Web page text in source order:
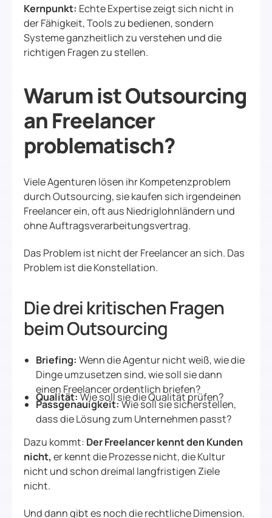
Kernpunkt: Echte Expertise zeigt sich nicht in
der Fähigkeit, Tools zu bedienen, sondern
Systeme ganzheitlich zu verstehen und die
richtigen Fragen zu stellen.
Warum ist Outsourcing
an Freelancer
problematisch?
Viele Agenturen lösen ihr Kompetenzproblem
durch Outsourcing, sie kaufen sich irgendeinen
Freelancer ein, oft aus Niedriglohnländern und
ohne Auftragsverarbeitungsvertrag.
Das Problem ist nicht der Freelancer an sich. Das
Problem ist die Konstellation.
Die drei kritischen Fragen
beim Outsourcing
Briefing: Wenn die Agentur nicht weiß, wie die
Dinge umzusetzen sind, wie soll sie dann
einen Freelancer ordentlich briefen?
Qualität:Wie soll sie die Qualität prüfen?
Passgenauigkeit:Wie soll sie sicherstellen,
dass die Lösung zum Unternehmen passt?
Dazu kommt: Der Freelancer kennt den Kunden
nicht, er kennt die Prozesse nicht, die Kultur
nicht und schon dreimal langfristigen Ziele
nicht.
Und dann gibt es noch die rechtliche Dimension.